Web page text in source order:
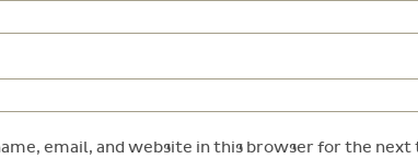
email, and website in this browser for the